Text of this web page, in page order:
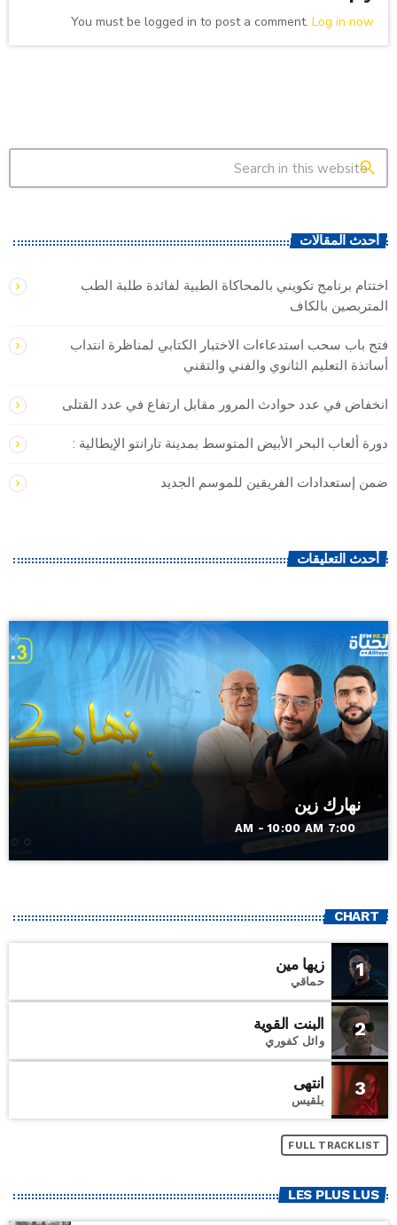
You must be logged in to post a comment. Log in now
search
أحدث المقالات
اختتام برنامج تكويني بالمحاكاة الطبية لفائدة طلبة الطب
المتربصين بالكاف
فتح باب سحب استدعاءات الاختبار الكتابي لمناظرة انتداب
أساتذة التعليم الثانوي والفني والتقني
انخفاض في عدد حوادث المرور مقابل ارتفاع في عدد القتلى
دورة ألعاب البحر الأبيض المتوسط بمدينة تارانتو الإيطالية :
ضمن إستعدادات الفريقين للموسم الجديد
أحدث التعليقات
نهارك زين
7:00 AM - 10:00 AM
CHART
1 زيها مين
حماقي
2 البنت القوية
وائل كفوري
3 انتهى
بلقيس
FULL TRACKLIST
LES PLUS LUS